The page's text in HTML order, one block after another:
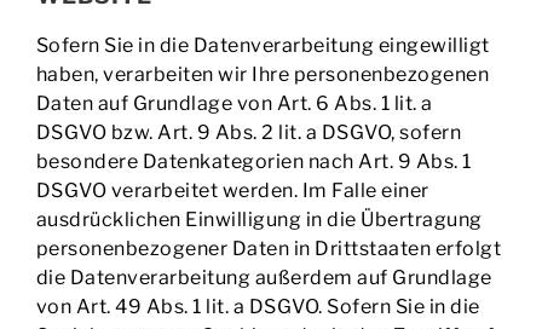
Sofern Sie in die Datenverarbeitung eingewilligt
haben, verarbeiten wir Ihre personenbezogenen
Daten auf Grundlage von Art. 6 Abs. 1 lit. a
DSGVO bzw. Art. 9 Abs. 2 lit. a DSGVO, sofern
besondere Datenkategorien nach Art. 9 Abs. 1
DSGVO verarbeitet werden. Im Falle einer
ausdrücklichen Einwilligung in die Übertragung
personenbezogener Daten in Drittstaaten erfolgt
die Datenverarbeitung außerdem auf Grundlage
von Art. 49 Abs. 1 lit. a DSGVO. Sofern Sie in die